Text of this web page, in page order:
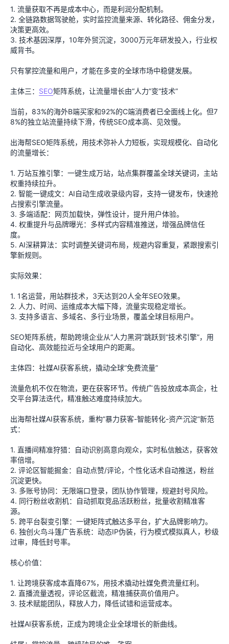
1. 流量获取不再是成本中心，而是利润分配机制。
2. 全链路数据驾驶舱，实时监控流量来源、转化路径、佣金分发，
决策更高效。
3. 技术基因深厚，10年外贸沉淀，3000万元年研发投入，行业权
威背书。
只有掌控流量和用户，才能在多变的全球市场中稳健发展。
主体三： SEO矩阵系统，让流量增长由“人力”变“技术”
当前，83%的海外B端买家和92%的C端消费者已全面线上化。但7
8%的独立站流量持续下滑，传统SEO成本高、见效慢。
出海帮SEO矩阵系统，用技术弥补人力短板，实现规模化、自动化
的流量增长：
1. 万站互推引擎：一键生成万站，站点集群覆盖全球关键词，主站
权重持续拉升。
2. 智能一键成文：AI自动生成收录级内容，支持一键发布，快速抢
占搜索引擎流量。
3. 多端适配：网页加载快，弹性设计，提升用户体验。
4. 权重提升与品牌曝光：多样式内容精准推送，增强品牌信任
度。
5. AI深耕算法：实时调整关键词布局，规避内容重复，紧跟搜索引
擎新规则。
实际效果：
1. 1名运营，用站群技术，3天达到20人全年SEO效果。
2. 人力、时间、运维成本大幅下降，流量实现稳定增长。
3. 支持多语言、多域名、多行业场景，覆盖全球目标用户。
SEO矩阵系统，帮助跨境企业从“人力黑洞”跳跃到“技术引擎”，用
自动化、高效能拉近与全球用户的距离。
主体四：社媒AI获客系统，撬动全球“免费流量”
流量危机不仅在物流，更在获客环节。传统广告投放成本高企，社
交平台算法迭代，精准触达难度持续加大。
出海帮社媒AI获客系统，重构“暴力获客-智能转化-资产沉淀”新范
式：
1. 直播间精准狩猎：自动识别高意向观众，实时私信触达，获客效
率倍增。
2. 评论区智能掘金：自动点赞/评论，个性化话术自动推送，粉丝
沉淀更快。
3. 多账号协同：无限端口登录，团队协作管理，规避封号风险。
4. 同行粉丝收割机：自动抓取竞品活跃粉丝，批量收割精准客
源。
5. 跨平台裂变引擎：一键矩阵式触达多平台，扩大品牌影响力。
6. 独创火鸟斗篷广告系统：动态IP伪装，行为模式模拟真人，秒级
过审，降低封号率。
核心价值：
1. 让跨境获客成本直降67%，用技术撬动社媒免费流量红利。
2. 直播流量透视，评论区截流，精准捕获高价值用户。
3. 技术赋能团队，释放人力，降低试错和运营成本。
社媒AI获客系统，正成为跨境企业全球增长的新曲线。